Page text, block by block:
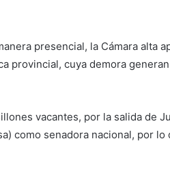
presencial, la Cámara alta
provincial, cuya demora
vacantes, por la salida de
como senadora nacional, por